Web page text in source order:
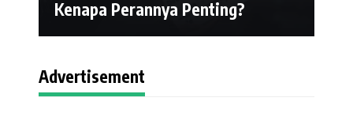
Kenapa Perannya Penting?
Advertisement